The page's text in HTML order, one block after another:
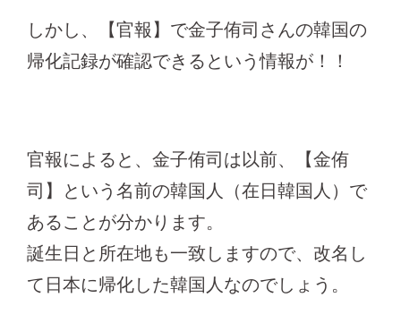
しかし、【官報】で金子侑司さんの韓国の
帰化記録が確認できるという情報が！！
官報によると、金子侑司は以前、【金侑
司】という名前の韓国人（在日韓国人）で
あることが分かります。
誕生日と所在地も一致しますので、改名し
て日本に帰化した韓国人なのでしょう。